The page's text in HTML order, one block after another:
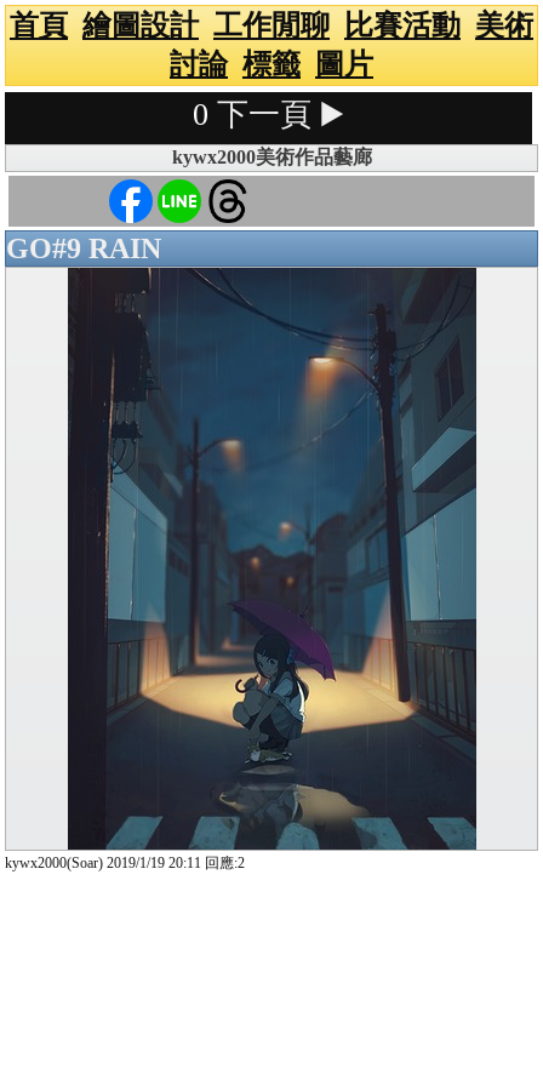
首頁 繪圖設計 工作閒聊 比賽活動 美術
討論 標籤 圖片
0 下一頁 ▶️
kywx2000美術作品藝廊
GO#9 RAIN
kywx2000(Soar) 2019/1/19 20:11 回應:2